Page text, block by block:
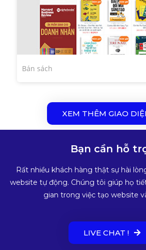
Bán sách
XEM THÊM GIAO
Bạn cần hỗ
Rất nhiều khách hàng thật sự hài
website tự động. Chúng tôi giúp họ
gian trong việc tạo website
LIVE CHAT !